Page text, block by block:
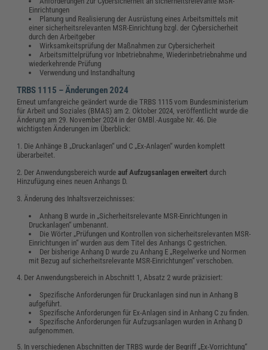
Einrichtungen
Planung und Realisierung der Ausrüstung eines Arbeitsmittels mit
einer sicherheitsrelevanten MSR-Einrichtung bzgl. der Cybersicherheit
durch den Arbeitgeber
Wirksamkeitsprüfung der Maßnahmen zur Cybersicherheit
Arbeitsmittelprüfung vor Inbetriebnahme, Wiederinbetriebnahme und
wiederkehrende Prüfung
Verwendung und Instandhaltung
TRBS 1115 – Änderungen 2024
Erneut umfangreiche geändert wurde die TRBS 1115 vom Bundesministerium
für Arbeit und Soziales (BMAS) am 2. Oktober 2024, veröffentlicht wurde die
Änderung am 29. November 2024 in der GMBl.-Ausgabe Nr. 46. Die
wichtigsten Änderungen im Überblick:
1. Die Anhänge B „Druckanlagen“ und C „Ex-Anlagen“ wurden komplett
überarbeitet.
2. Der Anwendungsbereich wurdeauf Aufzugsanlagen erweitertdurch
Hinzufügung eines neuen Anhangs D.
3. Änderung des Inhaltsverzeichnisses:
Anhang B wurde in „Sicherheitsrelevante MSR-Einrichtungen in
Druckanlagen“ umbenannt.
Die Wörter „Prüfungen und Kontrollen von sicherheitsrelevanten MSR-
Einrichtungen in“ wurden aus dem Titel des Anhangs C gestrichen.
Der bisherige Anhang D wurde zu Anhang E „Regelwerke und Normen
mit Bezug auf sicherheitsrelevante MSR-Einrichtungen“ verschoben.
4. Der Anwendungsbereich in Abschnitt 1, Absatz 2 wurde präzisiert:
Spezifische Anforderungen für Druckanlagen sind nun in Anhang B
aufgeführt.
Spezifische Anforderungen für Ex-Anlagen sind in Anhang C zu finden.
Spezifische Anforderungen für Aufzugsanlagen wurden in Anhang D
aufgenommen.
5. In verschiedenen Abschnitten der TRBS wurde der Begriff „Ex-Vorrichtung“